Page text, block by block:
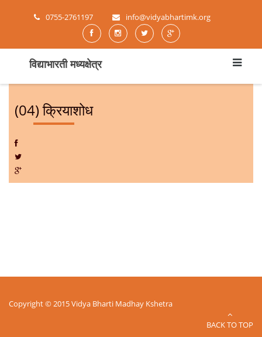
0755-2761197 info@vidyabhartimk.org
विद्याभारती मध्यक्षेत्र
(04) क्रियाशोध
Copyright © 2015 Vidya Bharti Madhay Kshetra
BACK TO TOP